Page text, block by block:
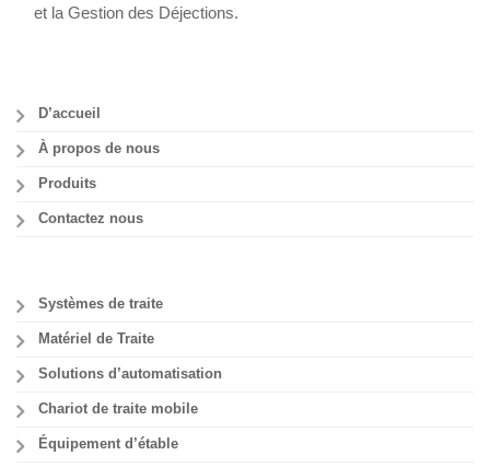
et la Gestion des Déjections.
D’accueil
À propos de nous
Produits
Contactez nous
Systèmes de traite
Matériel de Traite
Solutions d’automatisation
Chariot de traite mobile
Équipement d’étable